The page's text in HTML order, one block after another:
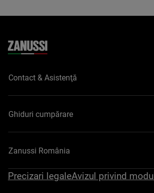
Contact & Asistenţă
Ghiduri cumpărare
Zanussi România
Precizari legaleAvizul privind